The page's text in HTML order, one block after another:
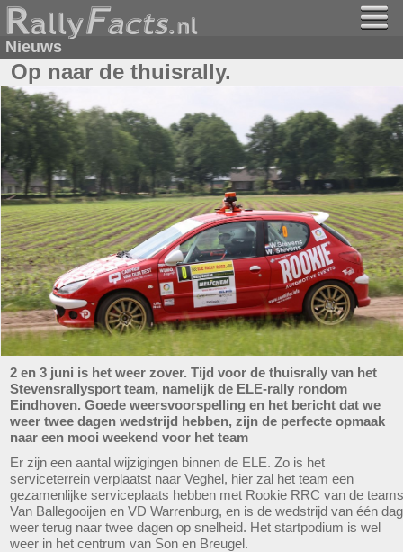
Nieuws
Op naar de thuisrally.
2 en 3 juni is het weer zover. Tijd voor de thuisrally van het
Stevensrallysport team, namelijk de ELE-rally rondom
Eindhoven. Goede weersvoorspelling en het bericht dat we
weer twee dagen wedstrijd hebben, zijn de perfecte opmaak
naar een mooi weekend voor het team
Er zijn een aantal wijzigingen binnen de ELE. Zo is het
serviceterrein verplaatst naar Veghel, hier zal het team een
gezamenlijke serviceplaats hebben met Rookie RRC van de teams
Van Ballegooijen en VD Warrenburg, en is de wedstrijd van één dag
weer terug naar twee dagen op snelheid. Het startpodium is wel
weer in het centrum van Son en Breugel.